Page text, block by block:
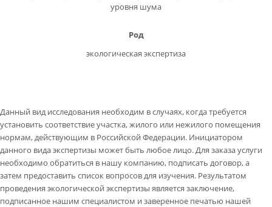
уровня шума
Род
экологическая экспертиза
Данный вид исследования необходим в случаях, когда требуется
установить соответствие участка, жилого или нежилого помещения
нормам, действующим в Российской Федерации. Инициатором
данного вида экспертизы может быть любое лицо. Для заказа услуги
необходимо обратиться в нашу компанию, подписать договор, а
затем предоставить список вопросов для изучения. Результатом
проведения экологической экспертизы является заключение,
подписанное нашим специалистом и заверенное печатью нашей